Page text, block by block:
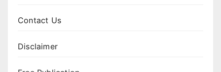
Contact Us
Disclaimer